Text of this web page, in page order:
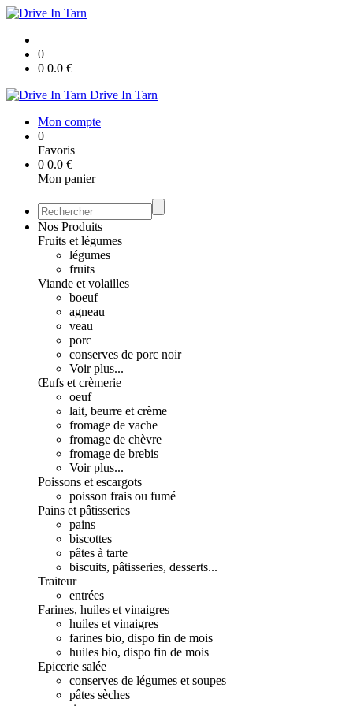
0
0 0.0 €
Drive In Tarn
Mon compte
0
Favoris
0 0.0 €
Mon panier
Nos Produits
Fruits et légumes
légumes
fruits
Viande et volailles
boeuf
agneau
veau
porc
conserves de porc noir
Voir plus...
Œufs et crèmerie
oeuf
lait, beurre et crème
fromage de vache
fromage de chèvre
fromage de brebis
Voir plus...
Poissons et escargots
poisson frais ou fumé
Pains et pâtisseries
pains
biscottes
pâtes à tarte
biscuits, pâtisseries, desserts...
Traiteur
entrées
Farines, huiles et vinaigres
huiles et vinaigres
farines bio, dispo fin de mois
huiles bio, dispo fin de mois
Epicerie salée
conserves de légumes et soupes
pâtes sèches